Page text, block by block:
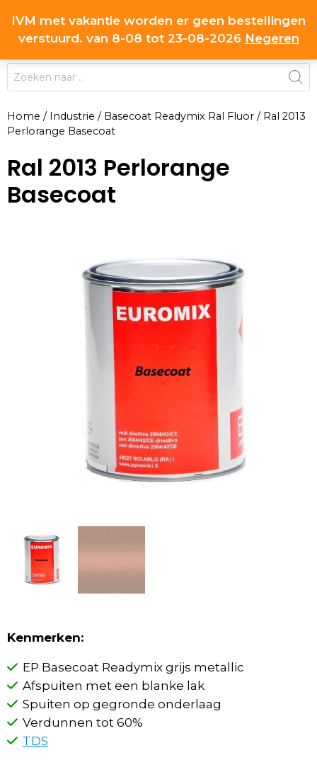
IVM met vakantie worden er geen bestellingen
verstuurd. van 8-08 tot 23-08-2026 Negeren
naar
inhoud
0 MENU
Producten
zoeken
Home / Industrie / Basecoat Readymix Ral Fluor / Ral 2013
Perlorange Basecoat
Ral 2013 Perlorange
Basecoat
Kenmerken:
EP Basecoat Readymix grijs metallic
Afspuiten met een blanke lak
Spuiten op gegronde onderlaag
Verdunnen tot 60%
TDS